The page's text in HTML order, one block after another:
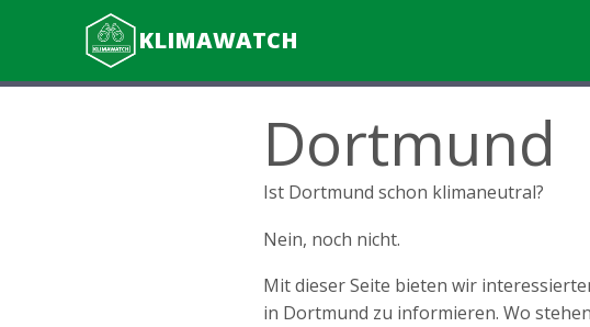
KLIMAWATCH
Dortmund
Ist Dortmund schon klimaneutral?
Nein, noch nicht.
Mit dieser Seite bieten wir
in Dortmund zu informieren. Wo